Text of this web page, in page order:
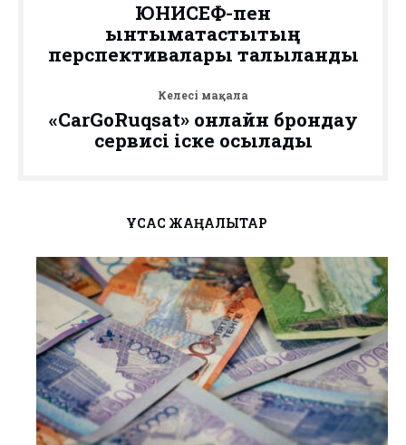
ЮНИСЕФ-пен
ынтымақтастықтың
перспективалары талқыланды
Келесі мақала
«CarGoRuqsat» онлайн брондау
сервисі іске қосылады
ҰҚСАС ЖАҢАЛЫҚТАР